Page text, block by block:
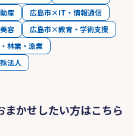
産
広島市×IT・情報通信
容
広島市×教育・学術支援
林業・漁業
法人
かせしたい方はこちら